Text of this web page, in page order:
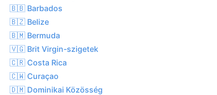
🇧🇧 Barbados
🇧🇿 Belize
🇧🇲 Bermuda
🇻🇬 Brit Virgin-szigetek
🇨🇷 Costa Rica
🇨🇼 Curaçao
🇩🇲 Dominikai Közösség